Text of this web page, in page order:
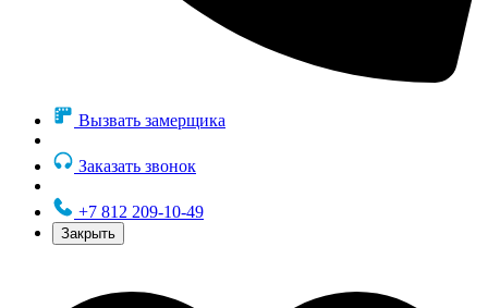
Вызвать замерщика
Заказать звонок
+7 812 209-10-49
Закрыть